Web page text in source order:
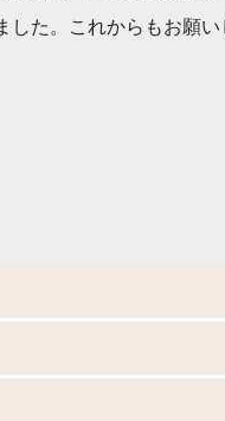
た。これからもお願い